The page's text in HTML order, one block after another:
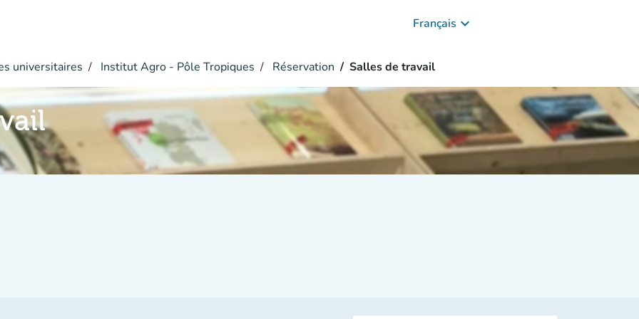
Français keyboard_arrow_down
universitaires Institut Agro - Pôle Tropiques Réservation Salles de travail